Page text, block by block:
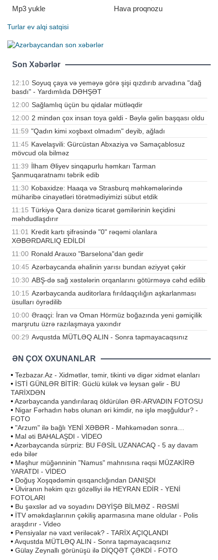
Mp3 yukle
Hava proqnozu
Turlar ev alqi satqisi
Son Xəbərlər
12:10 Soyuq çaya və yeməyə görə şişi qızdırıb arvadına "dağ
basdı" - Yardımlıda DƏHŞƏT
12:00 Sağlamlıq üçün bu qidalar mütləqdir
12:00 2 mindən çox insan toya gəldi - Bəylə gəlin başqası oldu
11:59 "Qadın kimi xoşbəxt olmadım" deyib, ağladı
11:45 Kavelaşvili: Gürcüstan Abxaziya və Samaçablosuz
mövcud ola bilməz
11:39 İlham Əliyev sinqapurlu həmkarı Tarman
Şanmuqaratnamı təbrik edib
11:30 Kobaxidze: Haaqa və Strasburq məhkəmələrində
müharibə cinayətləri törətmədiyimizi sübut etdik
11:15 Türkiyə Qara dənizə ticarət gəmilərinin keçidini
məhdudlaşdırır
11:01 Kredit kartı şifrəsində "0" rəqəmi olanlara
XƏBƏRDARLIQ EDİLDİ
11:00 Ronald Arauxo "Barselona"dan gedir
10:45 Azərbaycanda əhalinin yarısı bundan əziyyət çəkir
10:30 ABŞ-də sağ xəstələrin orqanlarını götürməyə cəhd edilib
10:15 Azərbaycanda auditorlara fırıldaqçılığın aşkarlanması
üsulları öyrədilib
10:00 Əraqçi: İran və Oman Hörmüz boğazında yeni gəmiçilik
marşrutu üzrə razılaşmaya yaxındır
00:29 Avqustda MÜTLƏQ ALIN - Sonra tapmayacaqsınız
ƏN ÇOX OXUNANLAR
• Tezbazar.Az - Xidmətlər, təmir, tikinti və digər xidmət elanları
• İSTİ GÜNLƏR BİTİR: Güclü külək və leysan gəlir - BU
TARİXDƏN
•Azərbaycanda yandırılaraq öldürülən ƏR-ARVADIN FOTOSU
• Nigar Fərhadın həbs olunan əri kimdir, nə işlə məşğuldur? -
FOTO
• "Arzum" ilə bağlı YENİ XƏBƏR - Məhkəmədən sonra…
• Mal əti BAHALAŞDI - VİDEO
•Azərbaycanda sürpriz: BU FƏSİL UZANACAQ - 5 ay davam
edə bilər
• Məşhur müğənninin "Namus" mahnısına rəqsi MÜZAKİRƏ
YARATDI - VİDEO
• Doğuş Xoşqədəmin qısqanclığından DANIŞDI
• Ülviranın həkim qızı gözəlliyi ilə HEYRAN EDİR - YENİ
FOTOLARI
• Bu şəxslər ad və soyadını DƏYİŞƏ BİLMƏZ - RƏSMİ
• İTV əməkdaşlarının çəkiliş aparmasına mane oldular - Polis
araşdırır - Video
• Pensiyalar nə vaxt veriləcək? - TARİX AÇIQLANDI
•Avqustda MÜTLƏQ ALIN - Sonra tapmayacaqsınız
• Gülay Zeynallı görünüşü ilə DİQQƏT ÇƏKDİ - FOTO